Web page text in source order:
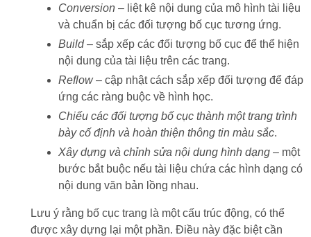
Conversion– liệt kê nội dung của mô hình tài liệu
và chuẩn bị các đối tượng bố cục tương ứng.
Build– sắp xếp các đối tượng bố cục để thể hiện
nội dung của tài liệu trên các trang.
Reflow– cập nhật cách sắp xếp đối tượng để đáp
ứng các ràng buộc về hình học.
Chiếu các đối tượng bố cục thành một trang trình
bày cố định và hoàn thiện thông tin màu sắc.
Xây dựng và chỉnh sửa nội dung hình dạng– một
bước bắt buộc nếu tài liệu chứa các hình dạng có
nội dung văn bản lồng nhau.
Lưu ý rằng bố cục trang là một cấu trúc động, có thể
được xây dựng lại một phần. Điều này đặc biệt cần